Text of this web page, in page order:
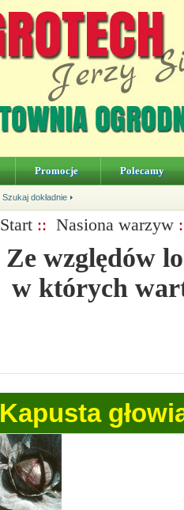
Promocje Polecamy
Szukaj dokładnie
Start:: Nasiona warzyw
Ze względów
w których
Kapusta